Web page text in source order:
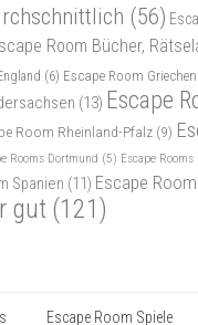
(56)
Room Bücher,
(6) Escape Room
(13) Escape
Room Rheinland-Pfalz (9)
Rooms Dortmund (5) Escape
Spanien (11) Escape
gut (121)
Escape Room Spiele